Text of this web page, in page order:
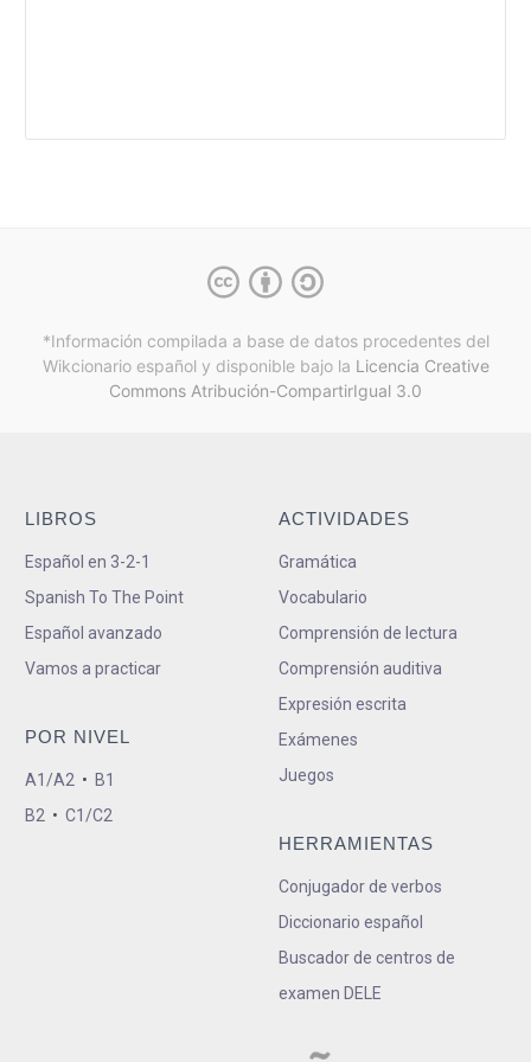
*Información compilada a base de datos procedentes del
Wikcionario español y disponible bajo la Licencia Creative
Commons Atribución-CompartirIgual 3.0
LIBROS
Español en 3-2-1
Spanish To The Point
Español avanzado
Vamos a practicar
POR NIVEL
A1/A2 • B1
B2 • C1/C2
ACTIVIDADES
Gramática
Vocabulario
Comprensión de lectura
Comprensión auditiva
Expresión escrita
Exámenes
Juegos
HERRAMIENTAS
Conjugador de verbos
Diccionario español
Buscador de centros de
examen DELE